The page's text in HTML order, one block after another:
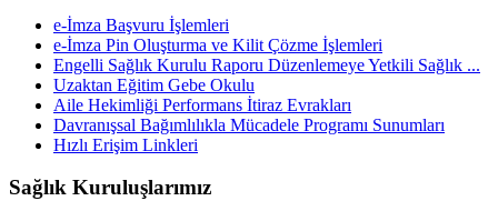
e-İmza Başvuru İşlemleri
e-İmza Pin Oluşturma ve Kilit Çözme İşlemleri
Engelli Sağlık Kurulu Raporu Düzenlemeye Yetkili Sağlık ...
Uzaktan Eğitim Gebe Okulu
Aile Hekimliği Performans İtiraz Evrakları
Davranışsal Bağımlılıkla Mücadele Programı Sunumları
Hızlı Erişim Linkleri
Sağlık Kuruluşlarımız